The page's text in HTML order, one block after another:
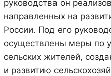
руководства он
направленных на
России. Под его
осуществлены меры по
сельских жителей,
и развитию